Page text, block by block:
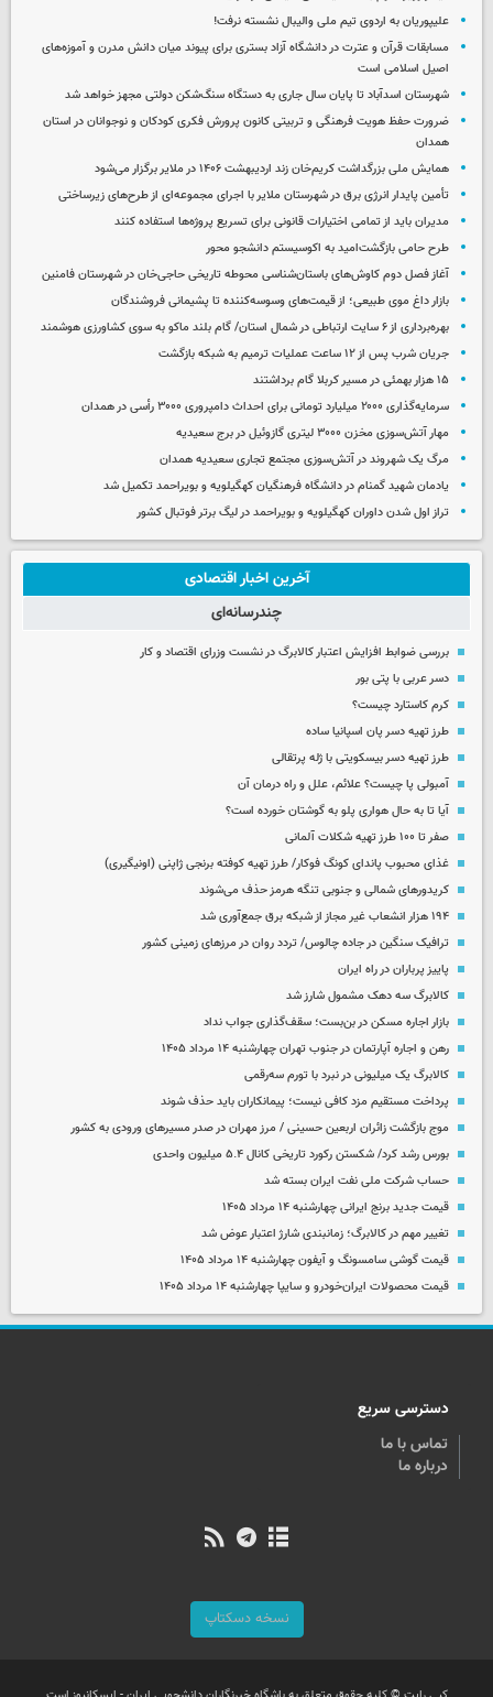
علیپوریان به اردوی تیم ملی والیبال نشسته نرفت!
مسابقات قرآن و عترت در دانشگاه آزاد بستری برای پیوند میان دانش مدرن و آموزه‌های
اصیل اسلامی است
شهرستان اسدآباد تا پایان سال جاری به دستگاه سنگ‌شکن دولتی مجهز خواهد شد
ضرورت حفظ هویت فرهنگی و تربیتی کانون پرورش فکری کودکان و نوجوانان در استان
همدان
همایش ملی بزرگداشت کریم‌خان زند اردیبهشت ۱۴۰۶ در ملایر برگزار می‌شود
تأمین پایدار انرژی برق در شهرستان ملایر با اجرای مجموعه‌ای از طرح‌های زیرساختی
مدیران باید از تمامی اختیارات قانونی برای تسریع پروژه‌ها استفاده کنند
طرح حامی بازگشت‌امید به اکوسیستم دانشجو محور
آغاز فصل دوم کاوش‌های باستان‌شناسی محوطه تاریخی حاجی‌خان در شهرستان فامنین
بازار داغ موی طبیعی؛ از قیمت‌های وسوسه‌کننده تا پشیمانی فروشندگان
بهره‌برداری از ۶ سایت ارتباطی در شمال استان/ گام بلند ماکو به سوی کشاورزی هوشمند
جریان شرب پس از ۱۲ ساعت عملیات ترمیم به شبکه بازگشت
۱۵ هزار بهمئی در مسیر کربلا گام برداشتند
سرمایه‌گذاری ۲۰۰۰ میلیارد تومانی برای احداث دامپروری ۳۰۰۰ رأسی در همدان
مهار آتش‌سوزی مخزن ۳۰۰۰ لیتری گازوئیل در برج سعیدیه
مرگ یک شهروند در آتش‌سوزی مجتمع تجاری سعیدیه همدان
یادمان شهید گمنام در دانشگاه فرهنگیان کهگیلویه و بویراحمد تکمیل شد
تراز اول شدن داوران کهگیلویه و بویراحمد در لیگ برتر فوتبال کشور
آخرین اخبار اقتصادی
چندرسانه‌ای
بررسی ضوابط افزایش اعتبار کالابرگ در نشست وزرای اقتصاد و کار
دسر عربی با پتی بور
کرم کاستارد چیست؟
طرز تهیه دسر پان اسپانیا ساده
طرز تهیه دسر بیسکویتی با ژله پرتقالی
آمبولی پا چیست؟ علائم، علل و راه درمان آن
آیا تا به حال هواری پلو به گوشتان خورده است؟
صفر تا ۱۰۰ طرز تهیه شکلات آلمانی
غذای محبوب پاندای کونگ فوکار/ طرز تهیه کوفته برنجی ژاپنی (اونیگیری)
کریدورهای شمالی و جنوبی تنگه هرمز حذف می‌شوند
۱۹۴ هزار انشعاب غیر مجاز از شبکه برق جمع‌آوری شد
ترافیک سنگین در جاده چالوس/ تردد روان در مرزهای زمینی کشور
پاییز پرباران در راه ایران
کالابرگ سه دهک مشمول شارز شد
بازار اجاره مسکن در بن‌بست؛ سقف‌گذاری جواب نداد
رهن و اجاره آپارتمان در جنوب تهران چهارشنبه ۱۴ مرداد ۱۴۰۵
کالابرگ یک میلیونی در نبرد با تورم سه‌رقمی
پرداخت مستقیم مزد کافی نیست؛ پیمانکاران باید حذف شوند
موج بازگشت زائران اربعین حسینی / مرز مهران در صدر مسیرهای ورودی به کشور
بورس رشد کرد/ شکستن رکورد تاریخی کانال ۵.۴ میلیون واحدی
حساب‌ شرکت ملی نفت ایران بسته شد
قیمت جدید برنج ایرانی چهارشنبه ۱۴ مرداد ۱۴۰۵
تغییر مهم در کالابرگ؛ زمانبندی‌ شارژ اعتبار عوض شد
قیمت گوشی سامسونگ و آیفون چهارشنبه ۱۴ مرداد ۱۴۰۵
قیمت محصولات ایران‌خودرو و سایپا چهارشنبه ۱۴ مرداد ۱۴۰۵
دسترسی سریع
تماس با ما
درباره ما
نسخه دسکتاپ